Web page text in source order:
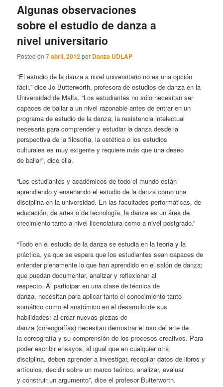
Algunas observaciones
sobre el estudio de danza a
nivel universitario
Posted on7 abril, 2012por Danza UDLAP
“El estudio de la danza a nivel universitario no es una opción
fácil,” dice Jo Butterworth, profesora de estudios de danza en la
Universidad de Malta. “Los estudiantes no sólo necesitan ser
capaces de bailar a un nivel razonable antes de entrar en un
programa de estudio de la danza; la resistencia intelectual
necesaria para comprender y estudiar la danza desde la
perspectiva de la filosofía, la estética o los estudios
culturales es muy exigente y requiere más que una deseo
de bailar”, dice ella.
“Los estudiantes y académicos de todo el mundo están
aprendiendo y enseñando el estudio de la danza como una
disciplina en la universidad. En las facultades performáticas, de
educación, de artes o de tecnología, la danza es un área de
crecimiento tanto a nivel licenciatura como a nivel postgrado.”
“Todo en el estudio de la danza se estudia en la teoría y la
práctica, ya que se espera que los estudiantes sean capaces de
entender plenamente lo que han aprendido en el salón de danza;
que puedan documentar, analizar y reflexionar al
respecto. Al participar en una clase de técnica de
danza, necesitan para aplicar tanto el conocimiento tanto
somático como el anatómico en el desarrollo de sus
habilidades; al crear nuevas piezas de
danza (coreografías) necesitan demostrar el uso del arte de
la coreografía y su comprensión de los procesos creativos. Para
poder escribir ensayos, al igual que en cualquier otra
disciplina, deben aprender a investigar, recopilar datos de libros y
artículos, decidir sobre un marco teórico, analizar, evaluar
y construir un argumento”, dice el profesor Butterworth.